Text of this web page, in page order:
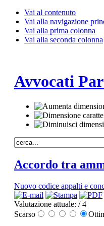
Vai al contenuto
Vai alla navigazione
Vai alla prima colonna
Vai alla seconda colonna
Avvocati
Accordo tra
Nuovo codice appalti e
Valutazione attuale: / 4
Scarso